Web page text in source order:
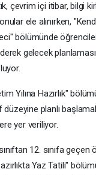
çevrim içi itibar, bilgi
ele alınırken,
bölümünde
gelecek
Yılına Hazırlık"
planlı
yer veriliyor.
12. sınıfa geçen
Yaz Tatili"